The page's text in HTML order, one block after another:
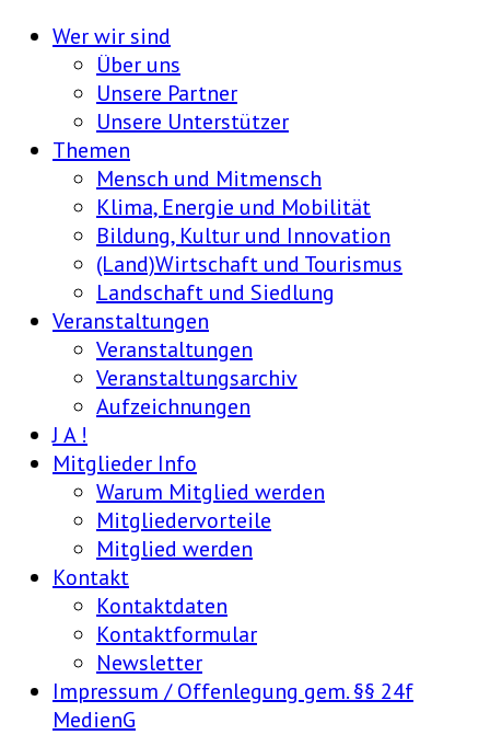
Wer wir sind
Über uns
Unsere Partner
Unsere Unterstützer
Themen
Mensch und Mitmensch
Klima, Energie und Mobilität
Bildung, Kultur und Innovation
(Land)Wirtschaft und Tourismus
Landschaft und Siedlung
Veranstaltungen
Veranstaltungen
Veranstaltungsarchiv
Aufzeichnungen
J A !
Mitglieder Info
Warum Mitglied werden
Mitgliedervorteile
Mitglied werden
Kontakt
Kontaktdaten
Kontaktformular
Newsletter
Impressum / Offenlegung gem. §§ 24f
MedienG